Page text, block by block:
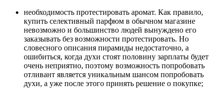
необходимость протестировать аромат. Как правило,
купить селективный парфюм в обычном магазине
невозможно и большинство людей вынуждено его
заказывать без возможности протестировать. Но
словесного описания пирамиды недостаточно, а
ошибиться, когда духи стоят половину зарплаты будет
очень неприятно, поэтому возможность попробовать
отливант является уникальным шансом попробовать
духи, а уже после этого принять решение о покупке;